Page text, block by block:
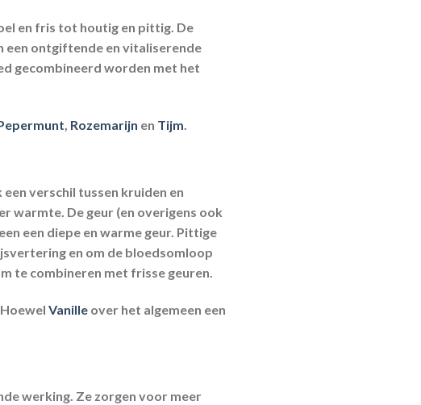
en fris tot houtig en pittig. De
een ontgiftende en vitaliserende
gecombineerd worden met het
, Rozemarijn en Tijm.
verschil tussen kruiden en
warmte. De geur (en overigens ook
een diepe en warme geur. Pittige
en om de bloedsomloop
te combineren met frisse geuren.
. Hoewel Vanille over het algemeen een
werking. Ze zorgen voor meer